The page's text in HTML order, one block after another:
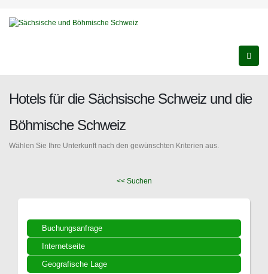
Hotels für die Sächsische Schweiz und die
Böhmische Schweiz
Wählen Sie Ihre Unterkunft nach den gewünschten Kriterien aus.
<< Suchen
Buchungsanfrage
Internetseite
Geografische Lage